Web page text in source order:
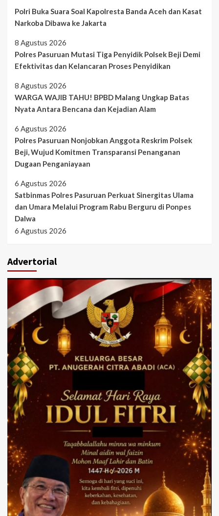
Polri Buka Suara Soal Kapolresta Banda Aceh dan Kasat
Narkoba Dibawa ke Jakarta
8 Agustus 2026
Polres Pasuruan Mutasi Tiga Penyidik Polsek Beji Demi
Efektivitas dan Kelancaran Proses Penyidikan
8 Agustus 2026
WARGA WAJIB TAHU! BPBD Malang Ungkap Batas
Nyata Antara Bencana dan Kejadian Alam
6 Agustus 2026
Polres Pasuruan Nonjobkan Anggota Reskrim Polsek
Beji, Wujud Komitmen Transparansi Penanganan
Dugaan Penganiayaan
6 Agustus 2026
Satbinmas Polres Pasuruan Perkuat Sinergitas Ulama
dan Umara Melalui Program Rabu Berguru di Ponpes
Dalwa
6 Agustus 2026
Advertorial